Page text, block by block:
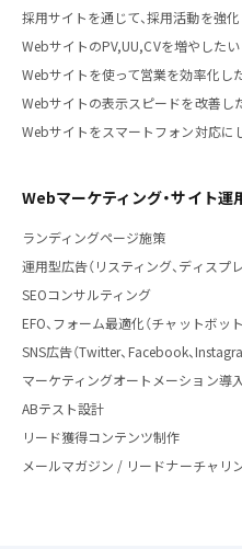
採用サイトを通じて、採用活動を強
WebサイトのPV,UU,CVを増やしたい
Webサイトを使って営業を効率化し
Webサイトの表示スピードを改善し
Webサイトをスマートフォン対応に
Webマーケティング・サイト運
ランディングページ施策
運用型広告（リスティング、ディスプレ
SEOコンサルティング
EFO、フォーム最適化（チャットボット
SNS広告（Twitter、Facebook、
マーケティングオートメーション導入
ABテスト設計
リード獲得コンテンツ制作
メールマガジン / リードナーチャリ